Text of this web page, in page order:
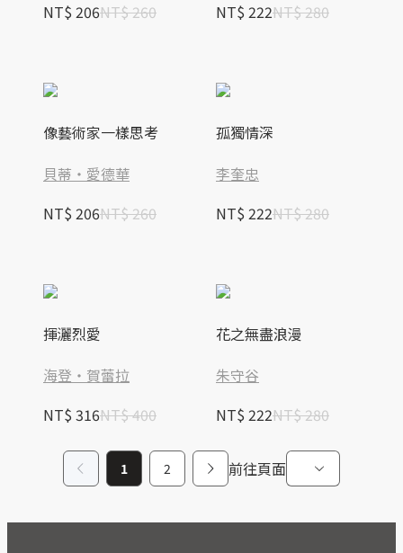
NT$ 206NT$ 260
NT$ 222NT$ 280
像藝術家一樣思考
貝蒂‧愛德華
NT$ 206NT$ 260
孤獨情深
李奎忠
NT$ 222NT$ 280
揮灑烈愛
海登‧賀蕾拉
NT$ 316NT$ 400
花之無盡浪漫
朱守谷
NT$ 222NT$ 280
1 2 前往頁面